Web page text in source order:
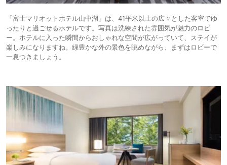
「富士マリオットホテル山中湖」は、41平米以上の広々とした客室でゆ
ったりと過ごせるホテルです。写真は洗練された雰囲気が魅力のロビ
ー。ホテルに入った瞬間からおしゃれな空間が広がっていて、ステイが
楽しみになりますね。緑豊かな外の景色を眺めながら、まずはロビーで
一息つきましょう。